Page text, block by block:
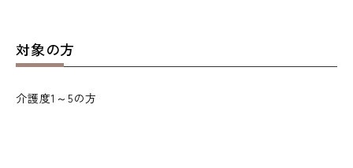
対象の方
介護度1～5の方